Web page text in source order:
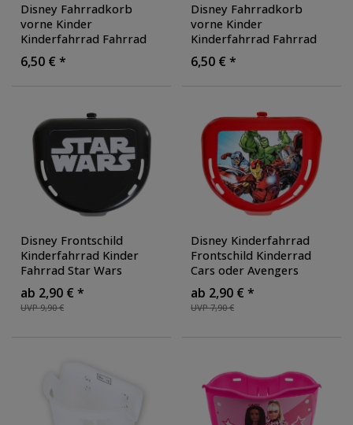
Disney Fahrradkorb
vorne Kinder
Kinderfahrrad Fahrrad
Korb Zubehör Fronkorb
Radkorb Lenkerkorb
6,50 € *
Disney Fahrradkorb
vorne Kinder
Kinderfahrrad Fahrrad
Korb Zubehör Fronkorb
Radkorb Lenkerkorb
6,50 € *
Disney Frontschild
Kinderfahrrad Kinder
Fahrrad Star Wars
Minions Lenkerschild
UVP 9,90 €
ab 2,90 € *
Disney Kinderfahrrad
Frontschild Kinderrad
Cars oder Avengers
Schild Motiv Kinder
Fahrrad
UVP 7,90 €
ab 2,90 € *